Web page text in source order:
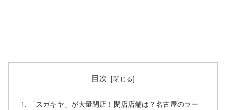
目次
「スガキヤ」が大量閉店！閉店店舗は？名古屋のラー